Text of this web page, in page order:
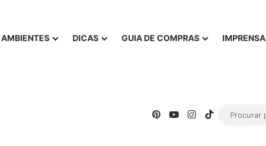
AMBIENTES DICAS GUIA DE COMPRAS IMPRENSA
PinterestYouTubeInstagram
TikTok